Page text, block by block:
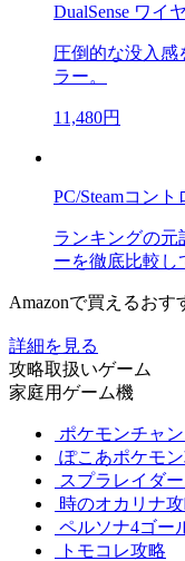
DualSense ワイ
圧倒的な没入感
ラー。
11,480円
PC/Steamコン
ランキングの元
ーを徹底比較し
Amazonで買えるおす
詳細を見る
攻略取扱いゲーム
家庭用ゲーム機
ポケモンチャ
ぽこあポケモ
スプラレイダ
時のオカリナ
ペルソナ4ゴー
トモコレ攻略